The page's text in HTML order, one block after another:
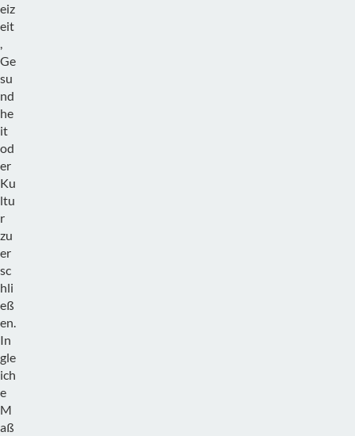
eiz
eit
,
Ge
su
nd
he
it
od
er
Ku
ltu
r
zu
er
sc
hli
eß
en.
In
gle
ich
e
M
aß